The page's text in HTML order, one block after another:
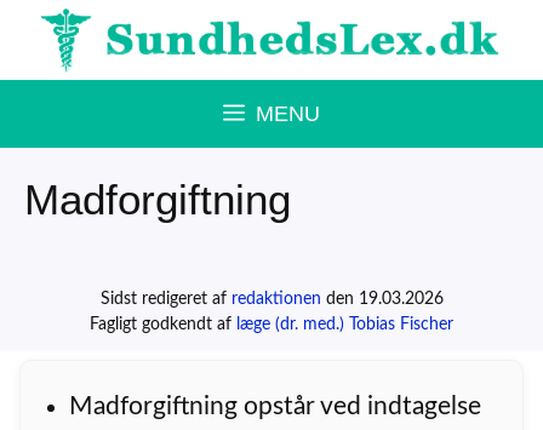
Hop
MENU
Madforgiftning
Sidst redigeret af redaktionen den 19.03.2026
Fagligt godkendt af læge (dr. med.) Tobias Fischer
Madforgiftning opstår ved indtagelse